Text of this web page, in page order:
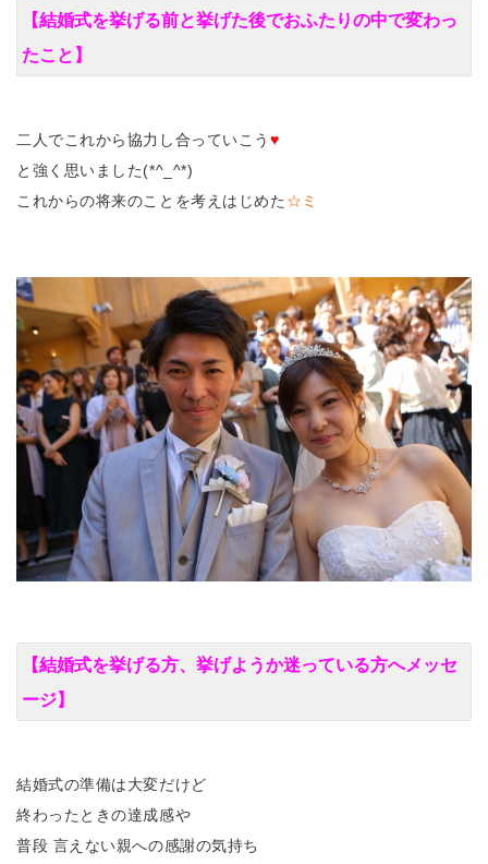
【結婚式を挙げる前と挙げた後でおふたりの中で変わっ
たこと】
二人でこれから協力し合っていこう ♥
と強く思いました(*^_^*)
これからの将来のことを考えはじめた ☆ミ
【結婚式を挙げる方、挙げようか迷っている方へメッセ
ージ】
結婚式の準備は大変だけど
終わったときの達成感や
普段 言えない親への感謝の気持ち